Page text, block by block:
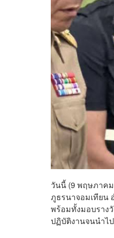
วันนี้ (9 พฤษภาค
ภูธรนาจอมเทียน
พร้อมทั้งมอบราง
ปฏิบัติงานจนนำไ